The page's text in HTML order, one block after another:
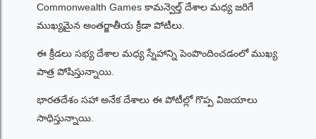
Commonwealth Games కామన్వెల్త్ దేశాల మధ్య జరిగే
ముఖ్యమైన అంతర్జాతీయ క్రీడా పోటీలు.
ఈ క్రీడలు సభ్య దేశాల మధ్య స్నేహాన్ని పెంపొందించడంలో ముఖ్య
పాత్ర పోషిస్తున్నాయి.
భారతదేశం సహా అనేక దేశాలు ఈ పోటీల్లో గొప్ప విజయాలు
సాధిస్తున్నాయి.